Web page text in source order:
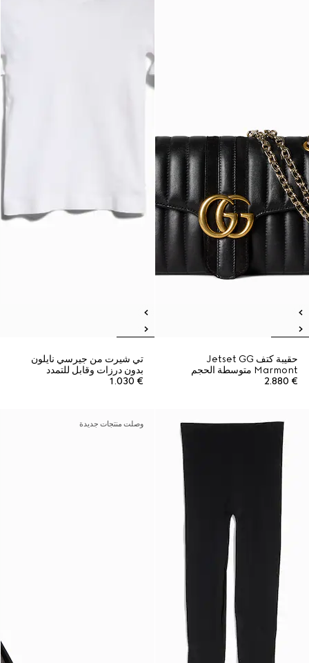
حقيبة كتف Jetset GG
Marmont متوسطة الحجم
€ 2.880
تي شيرت من جيرسي نايلون
بدون درزات وقابل للتمدد
€ 1.030
وصلت منتجات جديدة